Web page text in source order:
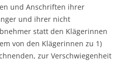
und Anschriften ihrer
und ihrer nicht
statt den Klägerinnen
von den Klägerinnen zu 1)
zur Verschwiegenheit